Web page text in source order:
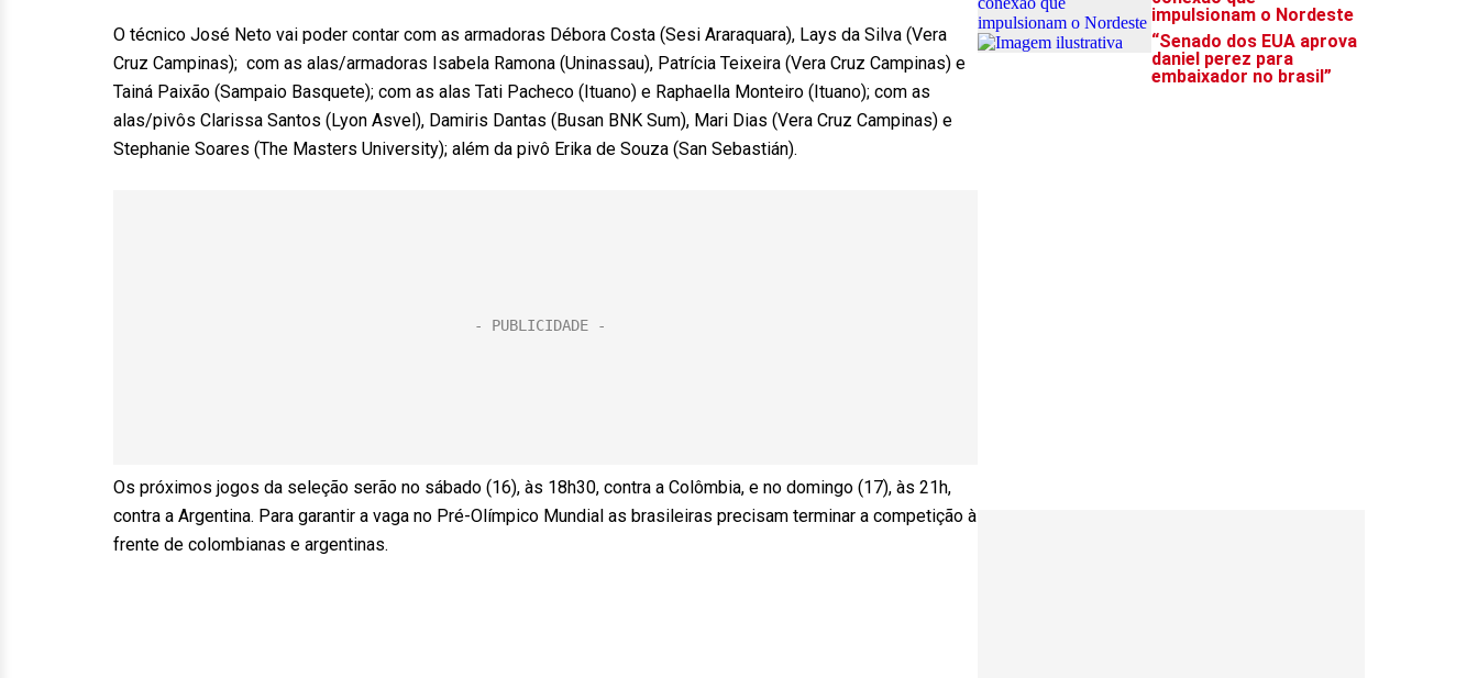
O técnico José Neto vai poder contar com as armadoras Débora Costa (Sesi Araraquara), Lays da Silva (Vera
Cruz Campinas); com as alas/armadoras Isabela Ramona (Uninassau), Patrícia Teixeira (Vera Cruz Campinas) e
Tainá Paixão (Sampaio Basquete); com as alas Tati Pacheco (Ituano) e Raphaella Monteiro (Ituano); com as
alas/pivôs Clarissa Santos (Lyon Asvel), Damiris Dantas (Busan BNK Sum), Mari Dias (Vera Cruz Campinas) e
Stephanie Soares (The Masters University); além da pivô Erika de Souza (San Sebastián).
Os próximos jogos da seleção serão no sábado (16), às 18h30, contra a Colômbia, e no domingo (17), às 21h,
contra a Argentina. Para garantir a vaga no Pré-Olímpico Mundial as brasileiras precisam terminar a competição à
frente de colombianas e argentinas.